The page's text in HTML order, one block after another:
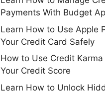
Payments With Budget
Learn How to Use Apple
Your Credit Card Safely
How to Use Credit
Your Credit Score
Learn How to Unlock